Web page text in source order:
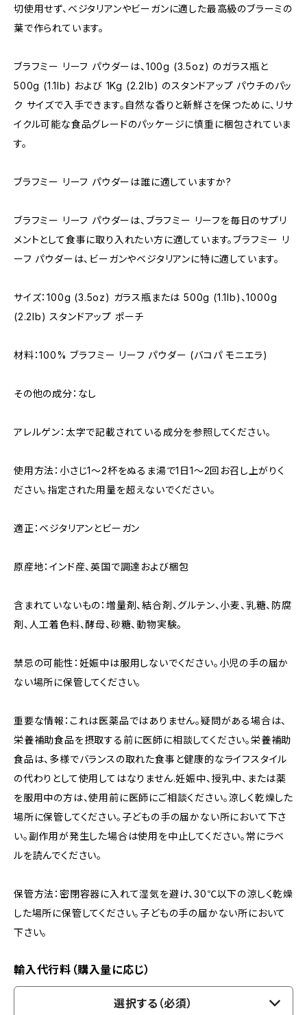
切使用せず、ベジタリアンやビーガンに適した最高級のブラーミの
葉で作られています。
ブラフミー リーフ パウダーは、100g (3.5oz) のガラス瓶と
500g (1.1lb) および 1Kg (2.2lb) のスタンドアップ パウチのパッ
ク サイズで入手できます。自然な香りと新鮮さを保つために、リサ
イクル可能な食品グレードのパッケージに慎重に梱包されていま
す。
ブラフミー リーフ パウダーは誰に適していますか?
ブラフミー リーフ パウダーは、ブラフミー リーフを毎日のサプリ
メントとして食事に取り入れたい方に適しています。ブラフミー リ
ーフ パウダーは、ビーガンやベジタリアンに特に適しています。
サイズ：100g (3.5oz) ガラス瓶または 500g (1.1lb)、1000g
(2.2lb) スタンドアップ ポーチ
材料：100% ブラフミー リーフ パウダー (バコパ モニエラ)
その他の成分：なし
アレルゲン：太字で記載されている成分を参照してください。
使用方法：小さじ1〜2杯をぬるま湯で1日1〜2回お召し上がりく
ださい。指定された用量を超えないでください。
適正：ベジタリアンとビーガン
原産地：インド産、英国で調達および梱包
含まれていないもの：増量剤、結合剤、グルテン、小麦、乳糖、防腐
剤、人工着色料、酵母、砂糖、動物実験。
禁忌の可能性：妊娠中は服用しないでください。小児の手の届か
ない場所に保管してください。
重要な情報：これは医薬品ではありません。疑問がある場合は、
栄養補助食品を摂取する前に医師に相談してください。栄養補助
食品は、多様でバランスの取れた食事と健康的なライフスタイル
の代わりとして使用してはなりません.妊娠中、授乳中、または薬
を服用中の方は、使用前に医師にご相談ください。涼しく乾燥した
場所に保管してください。子どもの手の届かない所において下さ
い。副作用が発生した場合は使用を中止してください。常にラベ
ルを読んでください。
保管方法：密閉容器に入れて湿気を避け、30℃以下の涼しく乾燥
した場所に保管してください。子どもの手の届かない所において
下さい。
輸入代行料（購入量に応じ）
選択する（必須）